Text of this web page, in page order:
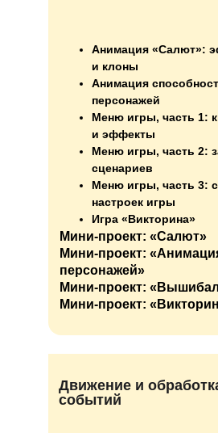
Анимация «Салют»:
и клоны
Анимация
персонажей
Меню игры, часть 1:
и эффекты
Меню игры, часть 2:
сценариев
Меню игры, часть 3:
настроек игры
Игра «Викторина»
Мини-проект: «Салют»
Мини-проект:
персонажей»
Мини-проект:
Мини-проект:
Движение и
событий